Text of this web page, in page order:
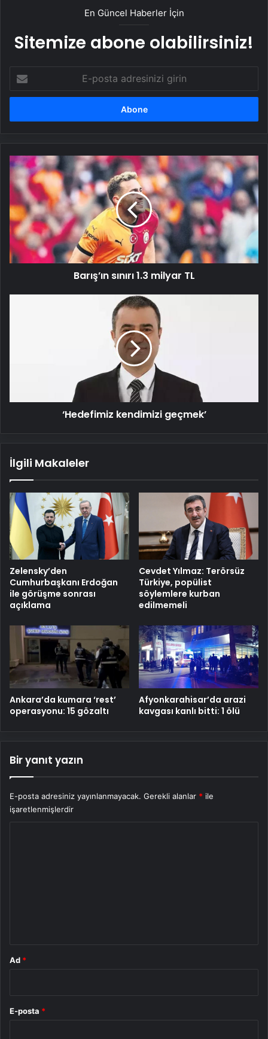
En Güncel Haberler İçin
Sitemize abone olabilirsiniz!
posta
adresinizi
Barış’ın
sınırı
1.3
milyar
TL
Barış’ın sınırı 1.3 milyar TL
‘Hedefimiz kendimizi geçmek’
İlgili Makaleler
Zelensky’den
Cumhurbaşkanı Erdoğan
ile görüşme sonrası
açıklama
Cevdet Yılmaz: Terörsüz
Türkiye, popülist
söylemlere kurban
edilmemeli
Ankara’da kumara ‘rest’
operasyonu: 15 gözaltı
Afyonkarahisar’da arazi
kavgası kanlı bitti: 1 ölü
Bir yanıt yazın
E-posta adresiniz yayınlanmayacak. Gerekli alanlar * ile
işaretlenmişlerdir
Ad *
E-posta *